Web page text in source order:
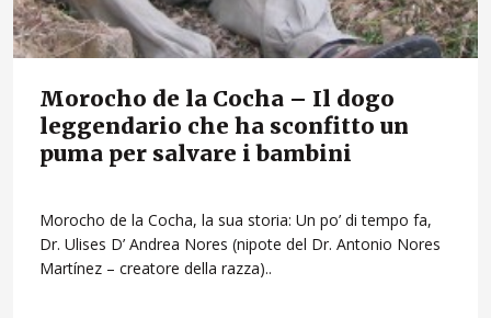
Morocho de la Cocha – Il dogo
leggendario che ha sconfitto un
puma per salvare i bambini
Morocho de la Cocha, la sua storia: Un po’ di tempo fa,
Dr. Ulises D’ Andrea Nores (nipote del Dr. Antonio Nores
Martínez – creatore della razza)..